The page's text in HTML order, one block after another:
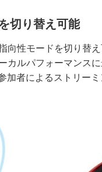
切り替え可能
向性モードを切り替
カルパフォーマンス
者によるストリーミ